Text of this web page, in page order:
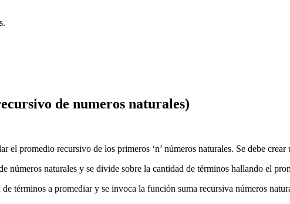
de numeros naturales)
promedio recursivo de los primeros ‘n’ números naturales. Se debe
números naturales y se divide sobre la cantidad de términos hallando el
términos a promediar y se invoca la función suma recursiva números